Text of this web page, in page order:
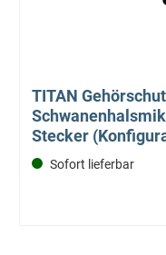
TITAN
Stecker
Sofort lieferbar